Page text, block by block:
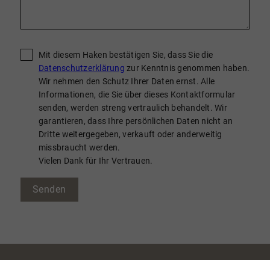
Mit diesem Haken bestätigen Sie, dass Sie die
Datenschutzerklärung zur Kenntnis genommen haben.
Wir nehmen den Schutz Ihrer Daten ernst. Alle
Informationen, die Sie über dieses Kontaktformular
senden, werden streng vertraulich behandelt. Wir
garantieren, dass Ihre persönlichen Daten nicht an
Dritte weitergegeben, verkauft oder anderweitig
missbraucht werden.
Vielen Dank für Ihr Vertrauen.
Senden